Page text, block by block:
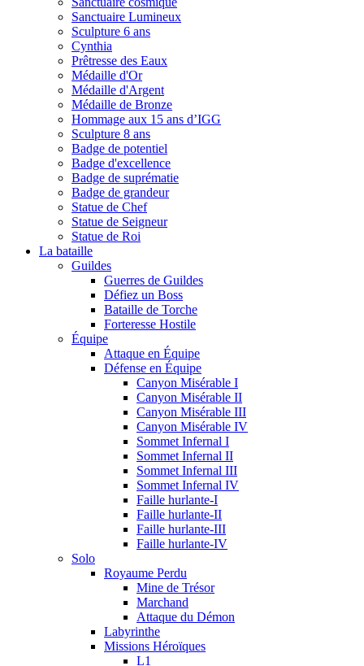
Sanctuaire Lumineux
Sculpture 6 ans
Cynthia
Prêtresse des Eaux
Médaille d'Or
Médaille d'Argent
Médaille de Bronze
Hommage aux 15 ans d’IGG
Sculpture 8 ans
Badge de potentiel
Badge d'excellence
Badge de suprématie
Badge de grandeur
Statue de Chef
Statue de Seigneur
Statue de Roi
La bataille
Guildes
Guerres de Guildes
Défiez un Boss
Bataille de Torche
Forteresse Hostile
Équipe
Attaque en Équipe
Défense en Équipe
Canyon Misérable I
Canyon Misérable II
Canyon Misérable III
Canyon Misérable IV
Sommet Infernal I
Sommet Infernal II
Sommet Infernal III
Sommet Infernal IV
Faille hurlante-I
Faille hurlante-II
Faille hurlante-III
Faille hurlante-IV
Solo
Royaume Perdu
Mine de Trésor
Marchand
Attaque du Démon
Labyrinthe
Missions Héroïques
L1